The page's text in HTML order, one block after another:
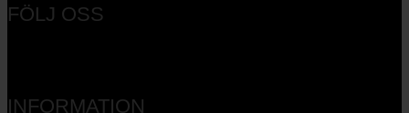
FÖLJ OSS
INFORMATION